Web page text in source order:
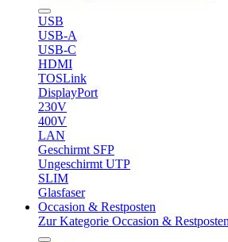
USB
USB-A
USB-C
HDMI
TOSLink
DisplayPort
230V
400V
LAN
Geschirmt SFP
Ungeschirmt UTP
SLIM
Glasfaser
Occasion & Restposten
Zur Kategorie Occasion & Restposten